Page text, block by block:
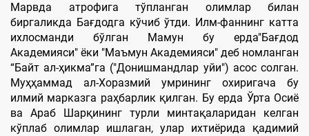
Марвда атрофига тўпланган олимлар билан
биргаликда Бағдодга кўчиб ўтди. Илм-фаннинг катта
ихлосманди бўлган Мамун бу ерда"Бағдод
Академияси" ёки "Маъмун Академияси" деб номланган
“Байт ал-ҳикма”га ("Донишмандлар уйи") асос солган.
Mуҳҳаммад ал-Хоразмий умрининг охиригача бу
илмий марказга раҳбарлик қилган. Бу ерда Ўрта Осиё
ва Араб Шарқининг турли минтақаларидан келган
кўплаб олимлар ишлаган, улар ихтиёрида қадимий